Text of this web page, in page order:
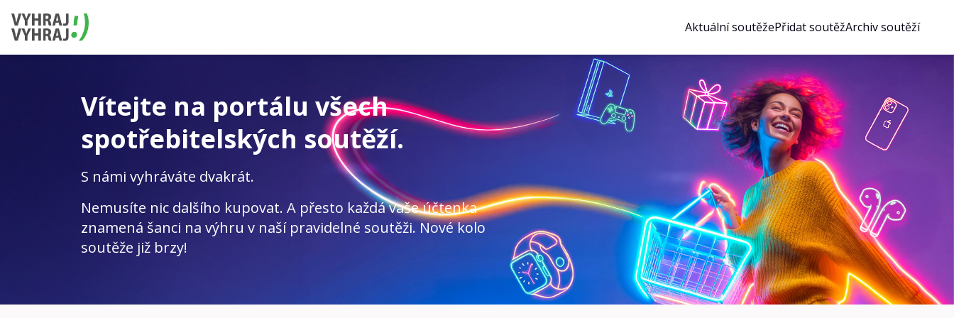
Aktuální soutěžePřidat soutěžArchiv soutěží
Vítejte na portálu všech
spotřebitelských soutěží.
S námi vyhráváte dvakrát.
Nemusíte nic dalšího kupovat. A přesto každá vaše účtenka
znamená šanci na výhru v naší pravidelné soutěži. Nové kolo
soutěže již brzy!